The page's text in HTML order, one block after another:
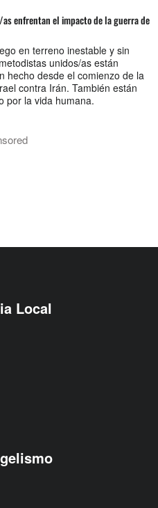
enfrentan el impacto de la guerra de
en terreno inestable y sin
unidos/as están
hecho desde el comienzo de la
contra Irán. También están
por la vida humana.
Local